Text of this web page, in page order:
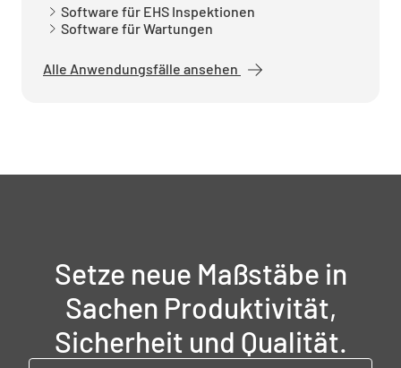
Software für EHS Inspektionen
Software für Wartungen
Alle Anwendungsfälle ansehen
Setze neue Maßstäbe in
Sachen Produktivität,
Sicherheit und Qualität.